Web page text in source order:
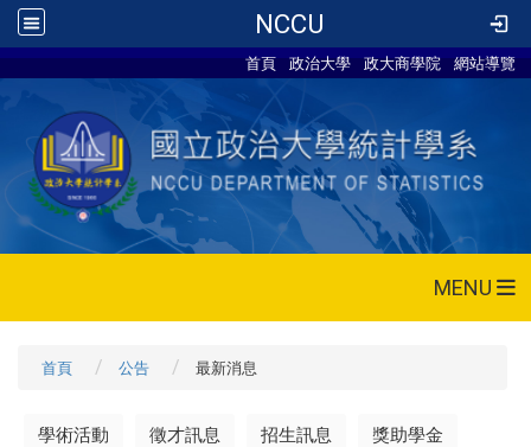
NCCU
首頁 政治大學 政大商學院 網站導覽
MENU
首頁 公告 最新消息
學術活動 徵才訊息 招生訊息 獎助學金